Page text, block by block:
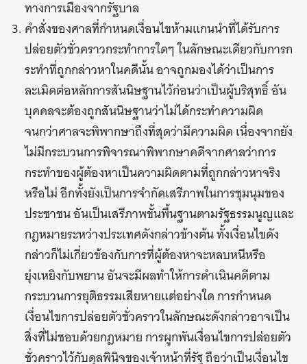
ทางการเมืองจากรัฐบาล
คำสั่งของศาลที่กำหนดเงื่อนไขห้ามแกนนำที่ได้รับการ
ปล่อยตัวชั่วคราวกระทำการใดๆ ในลักษณะเดียวกับการก
ระทำที่ถูกกล่าวหาในคดีนั้น อาจถูกมองได้ว่าเป็นการ
ละเมิดต่อหลักการสันนิษฐานไว้ก่อนว่าเป็นผู้บริสุทธิ์ อัน
บุคคลจะต้องถูกสันนิษฐานว่าไม่ได้กระทำความผิด
จนกว่าศาลจะพิพากษาถึงที่สุดว่ามีความผิด เนื่องจากยัง
ไม่มีกระบวนการพิจารณาพิพากษาคดีจากศาลว่าการ
กระทำของผู้ต้องหาเป็นความผิดตามที่ถูกกล่าวหาจริง
หรือไม่ อีกทั้งยังเป็นการจำกัดเสรีภาพในการชุมนุมของ
ประชาชน อันเป็นเสรีภาพขั้นพื้นฐานตามรัฐธรรมนูญและ
กฎหมายระหว่างประเทศดังกล่าวข้างต้น ทั้งเงื่อนไขดัง
กล่าวก็ไม่เกี่ยวข้องกับการที่ผู้ต้องหาจะหลบหนีหรือ
ยุ่งเหยิงกับพยาน อันจะมีผลทำให้การดำเนินคดีตาม
กระบวนการยุติธรรมเสียหายแต่อย่างใด การกำหนด
เงื่อนไขการปล่อยตัวชั่วคราวในลักษณะดังกล่าวอาจเป็น
สิ่งที่ไม่ชอบด้วยกฎหมาย การผูกพันเงื่อนไขการปล่อยตัว
ชั่วคราวไว้กับดุลพินิจของเจ้าหน้าที่รัฐ ถือว่าเป็นเงื่อนไข